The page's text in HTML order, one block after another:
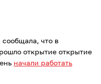
сообщала, что в
открытие открытие
начали работать